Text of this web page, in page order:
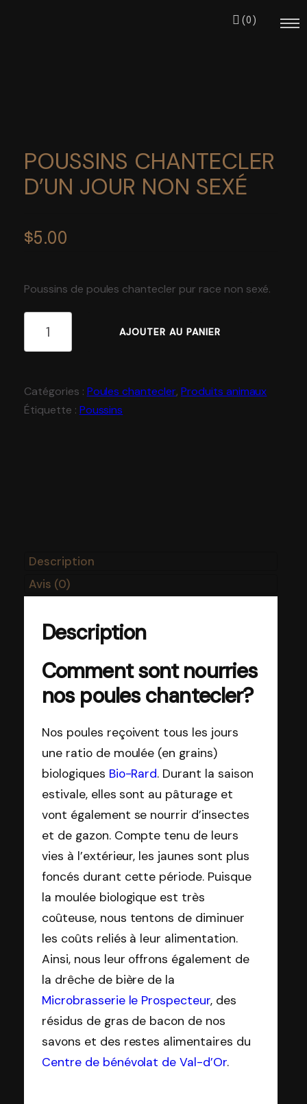
(0)
Nos projets
Événements
Boutique
Miel et cire
POUSSINS CHANTECLER
D’UN JOUR NON SEXÉ
$5.00
Poussins de poules chantecler pur race non sexé.
AJOUTER AU PANIER
Catégories : Poules chantecler, Produits animaux
Étiquette : Poussins
Description
Avis (0)
Description
Comment sont nourries
nos poules chantecler?
Nos poules reçoivent tous les jours
une ratio de moulée (en grains)
biologiques Bio-Rard. Durant la saison
estivale, elles sont au pâturage et
vont également se nourrir d’insectes
et de gazon. Compte tenu de leurs
vies à l’extérieur, les jaunes sont plus
foncés durant cette période. Puisque
la moulée biologique est très
coûteuse, nous tentons de diminuer
les coûts reliés à leur alimentation.
Ainsi, nous leur offrons également de
la drêche de bière de la
Microbrasserie le Prospecteur, des
résidus de gras de bacon de nos
savons et des restes alimentaires du
Centre de bénévolat de Val-d’Or.